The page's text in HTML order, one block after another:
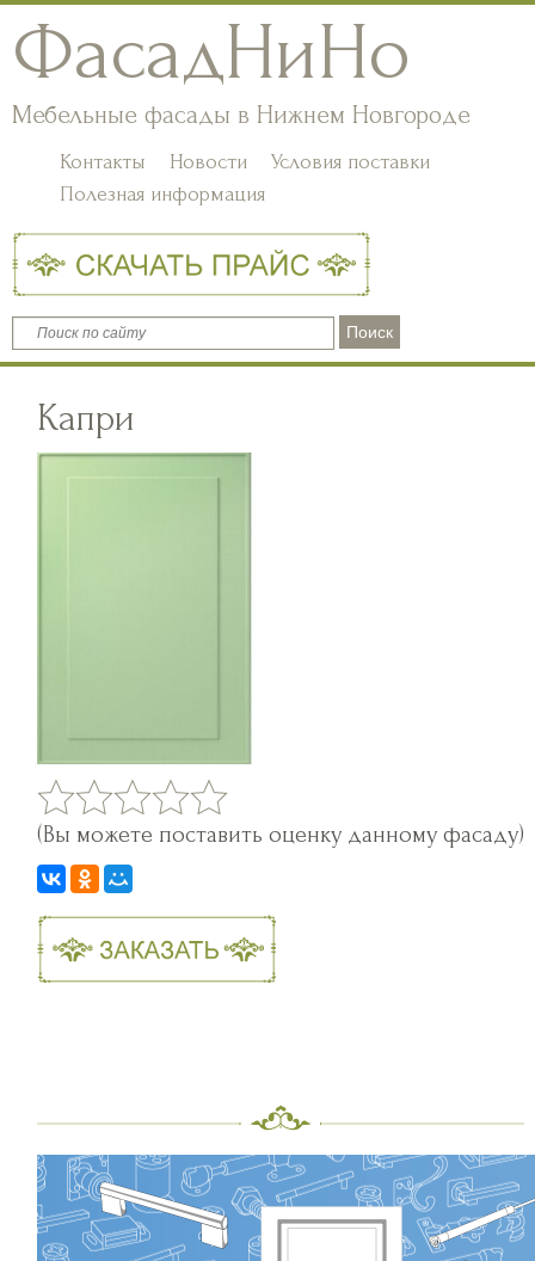
ФасадНиНо
Мебельные фасады в Нижнем Новгороде
Контакты Новости
Условия поставки
Полезная информация
Капри
(Вы можете поставить оценку данному фасаду)